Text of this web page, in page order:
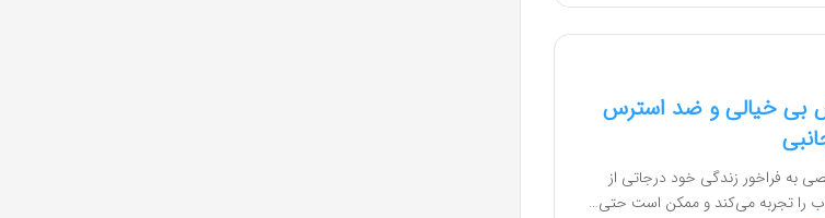
بی خیالی و ضد استرس
به فراخور زندگی خود درجاتی از
را تجربه می‌کند و ممکن است حتی…